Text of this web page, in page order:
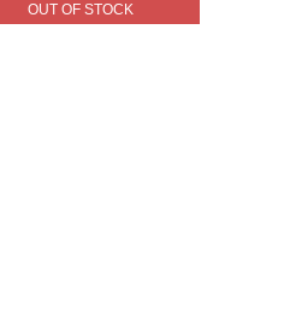
OUT OF STOCK